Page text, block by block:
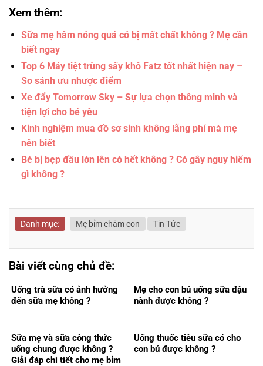
Xem thêm:
Sữa mẹ hâm nóng quá có bị mất chất không ? Mẹ cần
biết ngay
Top 6 Máy tiệt trùng sấy khô Fatz tốt nhất hiện nay –
So sánh ưu nhược điểm
Xe đẩy Tomorrow Sky – Sự lựa chọn thông minh và
tiện lợi cho bé yêu
Kinh nghiệm mua đồ sơ sinh không lãng phí mà mẹ
nên biết
Bé bị bẹp đầu lớn lên có hết không ? Có gây nguy hiểm
gì không ?
Danh mục: Mẹ bỉm chăm con Tin Tức
Bài viết cùng chủ đề:
Uống trà sữa có ảnh hưởng
đến sữa mẹ không ?
Mẹ cho con bú uống sữa đậu
nành được không ?
Sữa mẹ và sữa công thức
uống chung được không ?
Giải đáp chi tiết cho mẹ bỉm
Uống thuốc tiêu sữa có cho
con bú được không ?